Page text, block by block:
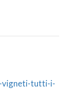
vigneti-tutti-i-